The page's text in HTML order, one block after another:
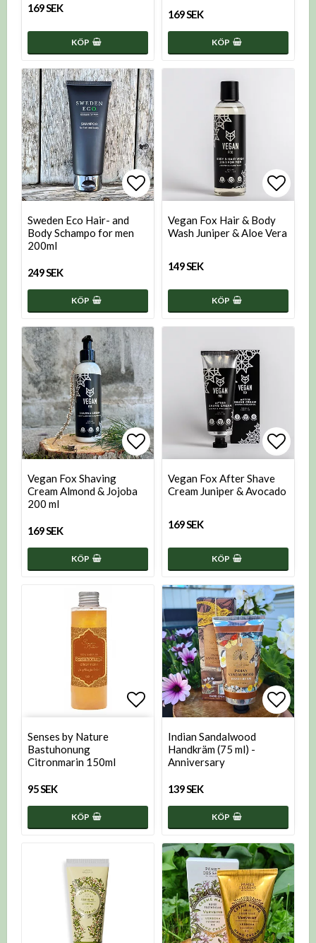
169 SEK
KÖP
169 SEK
KÖP
Lägg till i favoritlistan
Sweden Eco Hair- and
Body Schampo for men
200ml
249 SEK
KÖP
Lägg
Vegan Fox Hair & Body
Wash Juniper & Aloe Vera
149 SEK
KÖP
Lägg till i favoritlistan
Vegan Fox Shaving
Cream Almond & Jojoba
200 ml
169 SEK
KÖP
Lägg
Vegan Fox After Shave
Cream Juniper & Avocado
169 SEK
KÖP
Lägg till i favoritlistan
Senses by Nature
Bastuhonung
Citronmarin 150ml
95 SEK
KÖP
Lägg
Indian Sandalwood
Handkräm (75 ml) -
Anniversary
139 SEK
KÖP